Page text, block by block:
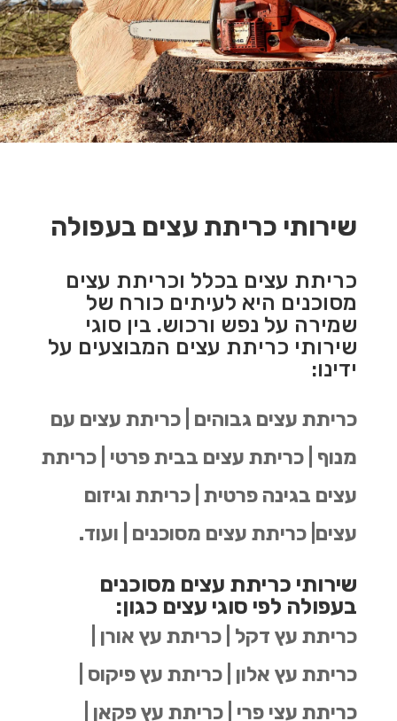
שירותי כריתת עצים בעפולה
כריתת עצים בכלל וכריתת עצים
מסוכנים היא לעיתים כורח של
שמירה על נפש ורכוש. בין סוגי
שירותי כריתת עצים המבוצעים על
ידינו:
כריתת עצים גבוהים | כריתת עצים עם
מנוף | כריתת עצים בבית פרטי | כריתת
עצים בגינה פרטית | כריתת וגיזום
עצים| כריתת עצים מסוכנים | ועוד.
שירותי כריתת עצים מסוכנים
בעפולה לפי סוגי עצים כגון:
כריתת עץ דקל | כריתת עץ אורן |
כריתת עץ אלון | כריתת עץ פיקוס |
כריתת עצי פרי | כריתת עץ פקאן |